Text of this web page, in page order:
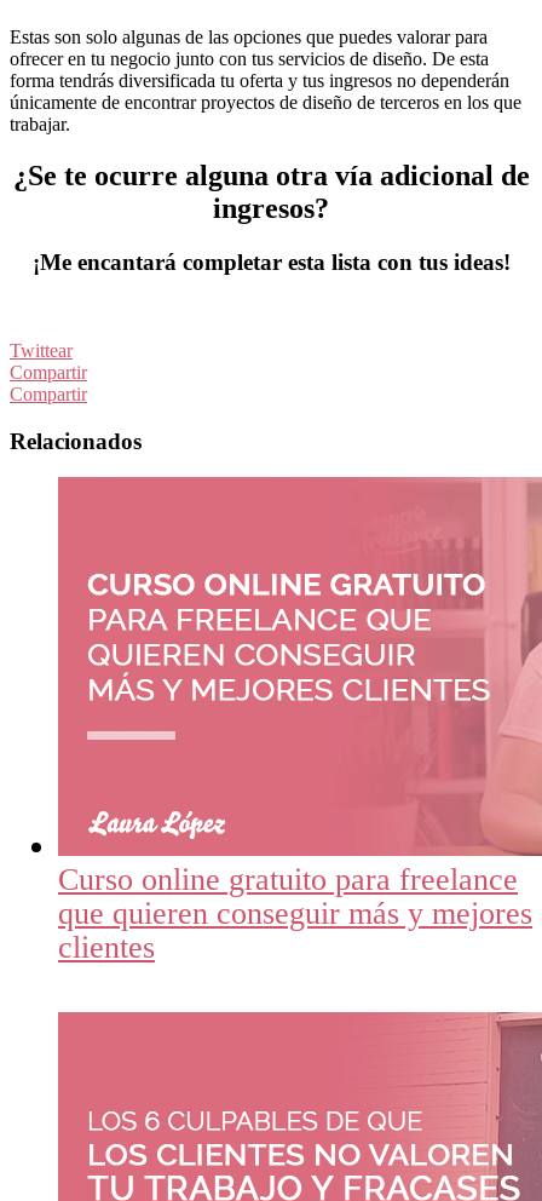
Estas son solo algunas de las opciones que puedes valorar para
ofrecer en tu negocio junto con tus servicios de diseño. De esta
forma tendrás diversificada tu oferta y tus ingresos no dependerán
únicamente de encontrar proyectos de diseño de terceros en los que
trabajar.
¿Se te ocurre alguna otra vía adicional de
ingresos?
¡Me encantará completar esta lista con tus ideas!
Twittear
Compartir
Compartir
Relacionados
Curso online gratuito para freelance
que quieren conseguir más y mejores
clientes